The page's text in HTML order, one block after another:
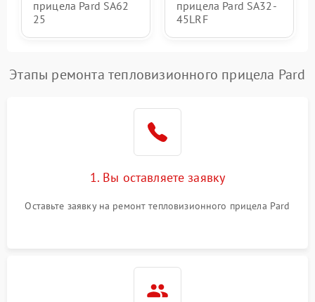
прицела Pard SA62
25
прицела Pard SA32-
45LRF
Этапы ремонта тепловизионного прицела Pard
1. Вы оставляете заявку
Оставьте заявку на ремонт тепловизионного прицела Pard